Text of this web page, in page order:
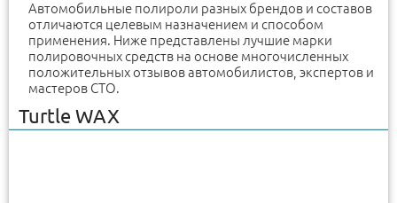
Автомобильные полироли разных брендов и составов
отличаются целевым назначением и способом
применения. Ниже представлены лучшие марки
полировочных средств на основе многочисленных
положительных отзывов автомобилистов, экспертов и
мастеров СТО.
Turtle WAX